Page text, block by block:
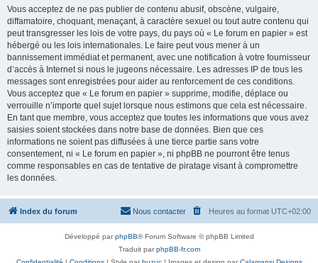
Vous acceptez de ne pas publier de contenu abusif, obscène, vulgaire,
diffamatoire, choquant, menaçant, à caractère sexuel ou tout autre contenu qui
peut transgresser les lois de votre pays, du pays où « Le forum en papier » est
hébergé ou les lois internationales. Le faire peut vous mener à un
bannissement immédiat et permanent, avec une notification à votre fournisseur
d’accès à Internet si nous le jugeons nécessaire. Les adresses IP de tous les
messages sont enregistrées pour aider au renforcement de ces conditions.
Vous acceptez que « Le forum en papier » supprime, modifie, déplace ou
verrouille n’importe quel sujet lorsque nous estimons que cela est nécessaire.
En tant que membre, vous acceptez que toutes les informations que vous avez
saisies soient stockées dans notre base de données. Bien que ces
informations ne soient pas diffusées à une tierce partie sans votre
consentement, ni « Le forum en papier », ni phpBB ne pourront être tenus
comme responsables en cas de tentative de piratage visant à compromettre
les données.
Index du forum Heures au format UTC+02:00
Nous contacter
Développé parphpBB® Forum Software © phpBB Limited
Traduit parphpBB-fr.com